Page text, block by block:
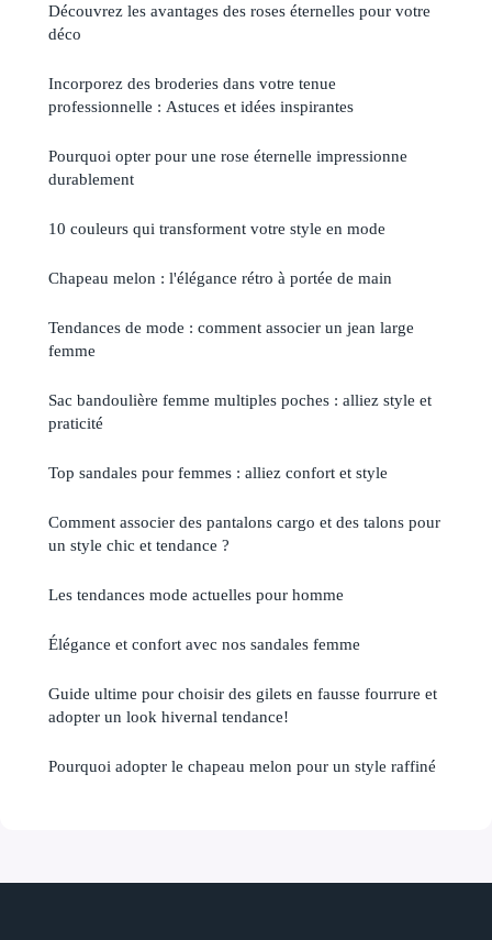
Découvrez les avantages des roses éternelles pour votre
déco
Incorporez des broderies dans votre tenue
professionnelle : Astuces et idées inspirantes
Pourquoi opter pour une rose éternelle impressionne
durablement
10 couleurs qui transforment votre style en mode
Chapeau melon : l'élégance rétro à portée de main
Tendances de mode : comment associer un jean large
femme
Sac bandoulière femme multiples poches : alliez style et
praticité
Top sandales pour femmes : alliez confort et style
Comment associer des pantalons cargo et des talons pour
un style chic et tendance ?
Les tendances mode actuelles pour homme
Élégance et confort avec nos sandales femme
Guide ultime pour choisir des gilets en fausse fourrure et
adopter un look hivernal tendance!
Pourquoi adopter le chapeau melon pour un style raffiné